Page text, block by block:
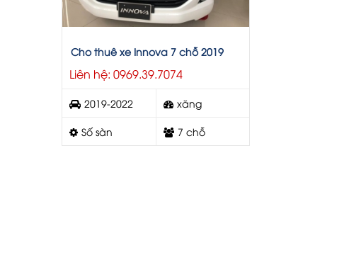
Cho thuê xe Innova 7 chỗ 2019
Liên hệ: 0969.39.7074
2019-2022 xăng
Số sàn 7 chỗ